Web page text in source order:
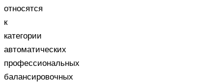
относятся
к
категории
автоматических
профессиональных
балансировочных